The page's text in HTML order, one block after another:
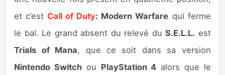
et c’est Call of Duty: Modern Warfare qui ferme
le bal. Le grand absent du relevé duS.E.L.L. est
Trials of Mana, que ce soit dans sa version
Nintendo Switch ou PlayStation 4 alors que le